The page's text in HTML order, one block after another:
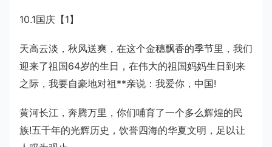
10.1国庆【1】
天高云淡，秋风送爽，在这个金穗飘香的季节里，我们
迎来了祖国64岁的生日，在伟大的祖国妈妈生日到来
之际，我要自豪地对祖**亲说：我爱你，中国!
黄河长江，奔腾万里，你们哺育了一个多么辉煌的民
族!五千年的光辉历史，饮誉四海的华夏文明，足以让